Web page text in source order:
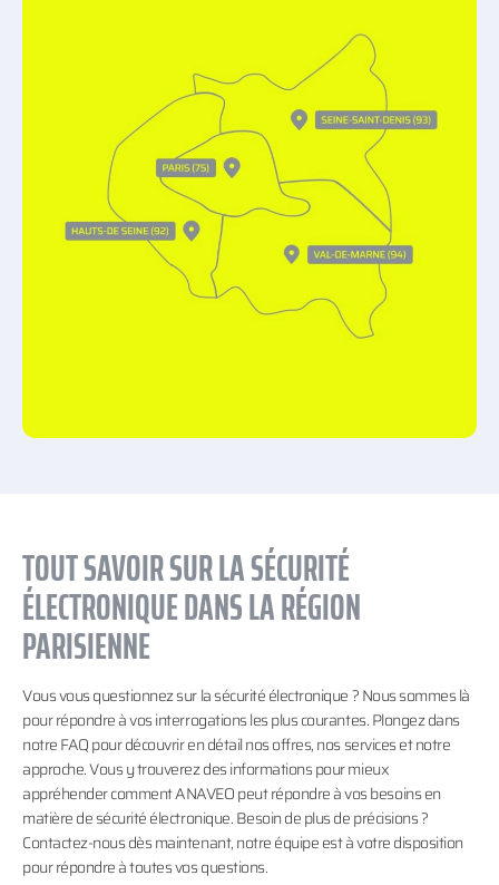
TOUT SAVOIR SUR LA SÉCURITÉ
ÉLECTRONIQUE DANS LA RÉGION
PARISIENNE
Vous vous questionnez sur la sécurité électronique ? Nous sommes là
pour répondre à vos interrogations les plus courantes. Plongez dans
notre FAQ pour découvrir en détail nos offres, nos services et notre
approche. Vous y trouverez des informations pour mieux
appréhender comment ANAVEO peut répondre à vos besoins en
matière de sécurité électronique. Besoin de plus de précisions ?
Contactez-nous dès maintenant, notre équipe est à votre disposition
pour répondre à toutes vos questions.